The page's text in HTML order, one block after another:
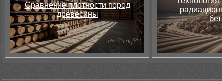
Сравнение плотности пород
древесины